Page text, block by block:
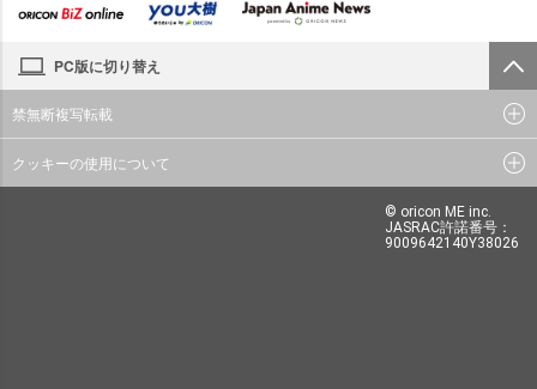
PC版に切り替え
禁無断複写転載
クッキーの使用について
© oricon ME inc.
JASRAC許諾番号：
9009642140Y38026